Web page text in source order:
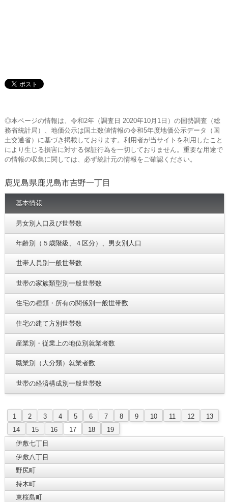
◎本ページの情報は、令和2年（調査日 2020年10月1日）の国勢調査（総
務省統計局）、地価公示は国土数値情報の令和5年度地価公示データ（国
土交通省）に基づき掲載しております。利用者が当サイトを利用したこと
により生じる損害に対する保証行為を一切しておりません。重要な用途で
の情報の収集に関しては、必ず統計元の情報をご確認ください。
鹿児島県鹿児島市吉野一丁目
基本情報
男女別人口及び世帯数
年齢別（５歳階級、４区分）、男女別人口
世帯人員別一般世帯数
世帯の家族類型別一般世帯数
住宅の種類・所有の関係別一般世帯数
住宅の建て方別世帯数
産業別・従業上の地位別就業者数
職業別（大分類）就業者数
世帯の経済構成別一般世帯数
1 2 3 4 5 6 7 8 9 10 11 12
13
14
15 16 17 18
19
伊敷七丁目
伊敷八丁目
野尻町
持木町
東桜島町